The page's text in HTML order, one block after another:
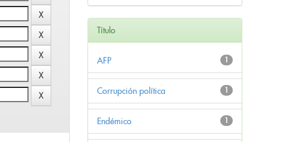
Título
1
AFP
1
Corrupción política
1
Endémico